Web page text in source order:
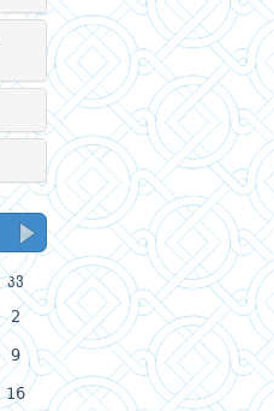
კვ
2
9
16